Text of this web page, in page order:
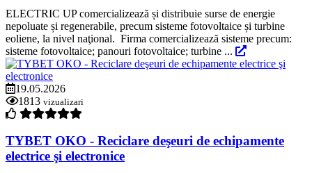
ELECTRIC UP comercializează și distribuie surse de energie
nepoluate și regenerabile, precum sisteme fotovoltaice și turbine
eoliene, la nivel naţional. Firma comercializează sisteme precum:
sisteme fotovoltaice; panouri fotovoltaice; turbine ...
19.05.2026
1813 vizualizari
TYBET OKO - Reciclare deşeuri de echipamente
electrice şi electronice